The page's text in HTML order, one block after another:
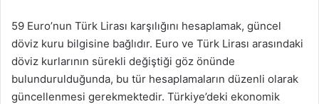
59 Euro’nun Türk Lirası karşılığını hesaplamak, güncel
döviz kuru bilgisine bağlıdır. Euro ve Türk Lirası arasındaki
döviz kurlarının sürekli değiştiği göz önünde
bulundurulduğunda, bu tür hesaplamaların düzenli olarak
güncellenmesi gerekmektedir. Türkiye’deki ekonomik